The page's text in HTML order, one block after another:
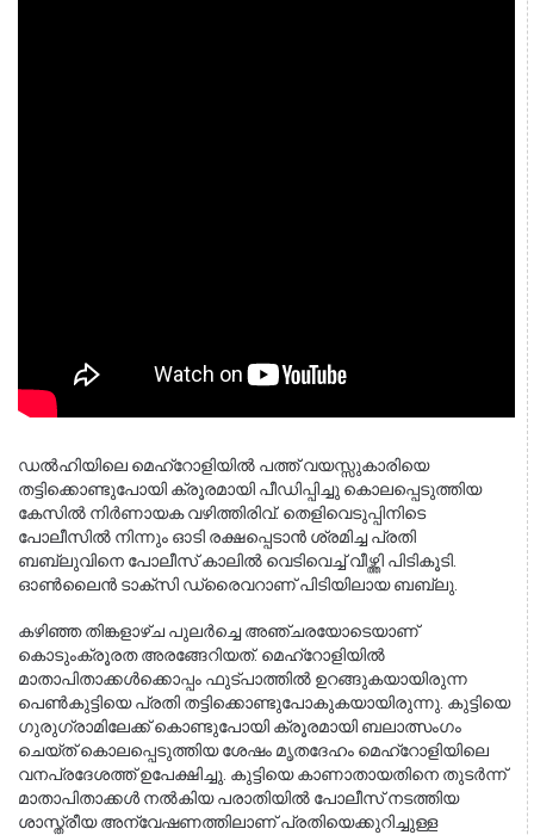
ഡൽഹിയിലെ മെഹ്‌റോളിയിൽ പത്ത് വയസ്സുകാരിയെ
തട്ടിക്കൊണ്ടുപോയി ക്രൂരമായി പീഡിപ്പിച്ചു കൊലപ്പെടുത്തിയ
കേസിൽ നിർണായക വഴിത്തിരിവ്. തെളിവെടുപ്പിനിടെ
പോലീസിൽ നിന്നും ഓടി രക്ഷപ്പെടാൻ ശ്രമിച്ച പ്രതി
ബബ്ലുവിനെ പോലീസ് കാലിൽ വെടിവെച്ച് വീഴ്ത്തി പിടികൂടി.
ഓൺലൈൻ ടാക്സി ഡ്രൈവറാണ് പിടിയിലായ ബബ്ലു.
കഴിഞ്ഞ തിങ്കളാഴ്ച പുലർച്ചെ അഞ്ചരയോടെയാണ്
കൊടുംക്രൂരത അരങ്ങേറിയത്. മെഹ്‌റോളിയിൽ
മാതാപിതാക്കൾക്കൊപ്പം ഫുട്പാത്തിൽ ഉറങ്ങുകയായിരുന്ന
പെൺകുട്ടിയെ പ്രതി തട്ടിക്കൊണ്ടുപോകുകയായിരുന്നു. കുട്ടിയെ
ഗുരുഗ്രാമിലേക്ക് കൊണ്ടുപോയി ക്രൂരമായി ബലാത്സംഗം
ചെയ്ത് കൊലപ്പെടുത്തിയ ശേഷം മൃതദേഹം മെഹ്‌റോളിയിലെ
വനപ്രദേശത്ത് ഉപേക്ഷിച്ചു. കുട്ടിയെ കാണാതായതിനെ തുടർന്ന്
മാതാപിതാക്കൾ നൽകിയ പരാതിയിൽ പോലീസ് നടത്തിയ
ശാസ്ത്രീയ അന്വേഷണത്തിലാണ് പ്രതിയെക്കുറിച്ചുള്ള